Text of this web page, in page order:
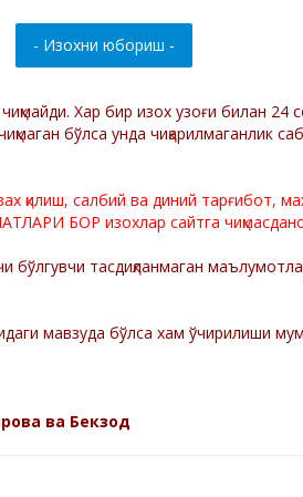
Хар бир изох узоғи билан 24
бўлса унда чиқарилмаганлик
қилиш, салбий ва диний тарғибот,
БОР изохлар сайтга
тасдиқланмаган
мавзуда бўлса хам ўчирилиши
ва Бекзод